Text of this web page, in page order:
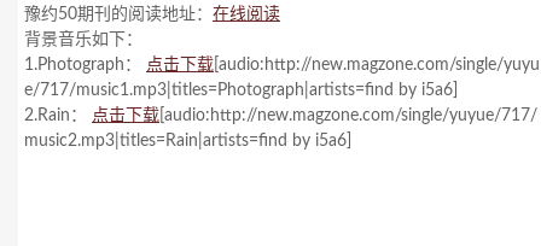
豫约50期刊的阅读地址： 在线阅读
背景音乐如下：
1.Photograph： 点击下载 [audio:http://new.magzone.com/single/yuyu
e/717/music1.mp3|titles=Photograph|artists=find by i5a6]
2.Rain： 点击下载 [audio:http://new.magzone.com/single/yuyue/717/
music2.mp3|titles=Rain|artists=find by i5a6]